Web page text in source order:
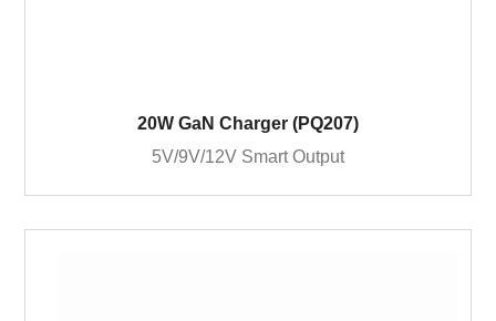
20W GaN Charger (PQ207)
5V/9V/12V Smart Output